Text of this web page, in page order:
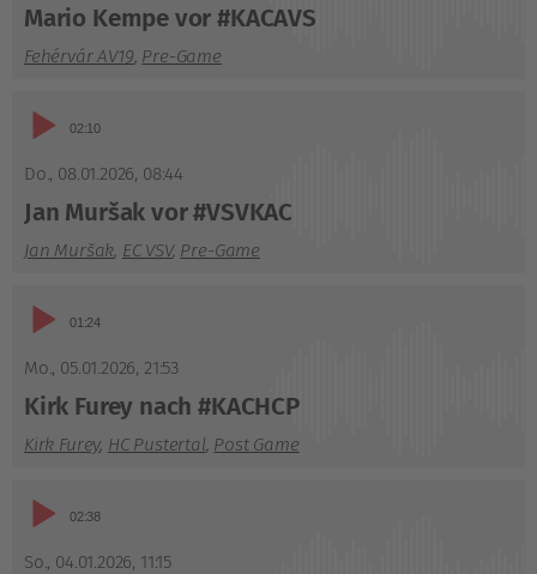
Mario Kempe vor #KACAVS
Fehérvár AV19, Pre-Game
Audio-02:10
Do., 08.01.2026, 08:44
Jan Muršak vor #VSVKAC
Jan Muršak, EC VSV, Pre-Game
Audio-01:24
Mo., 05.01.2026, 21:53
Kirk Furey nach #KACHCP
Kirk Furey, HC Pustertal, Post Game
Audio-02:38
So., 04.01.2026, 11:15